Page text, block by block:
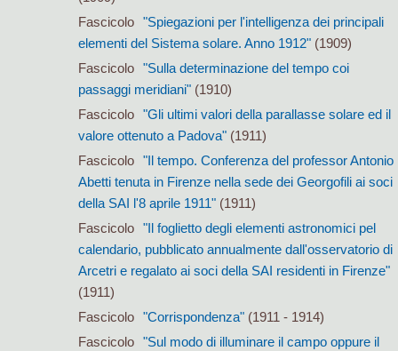
Fascicolo
"Spiegazioni per l'intelligenza dei principali
elementi del Sistema solare. Anno 1912"(1909)
Fascicolo
"Sulla determinazione del tempo coi
passaggi meridiani"(1910)
Fascicolo
"Gli ultimi valori della parallasse solare ed il
valore ottenuto a Padova"(1911)
Fascicolo
"Il tempo. Conferenza del professor Antonio
Abetti tenuta in Firenze nella sede dei Georgofili ai soci
della SAI l'8 aprile 1911"(1911)
Fascicolo
"Il foglietto degli elementi astronomici pel
calendario, pubblicato annualmente dall'osservatorio di
Arcetri e regalato ai soci della SAI residenti in Firenze"
(1911)
Fascicolo
"Corrispondenza"(1911 - 1914)
Fascicolo
"Sul modo di illuminare il campo oppure il